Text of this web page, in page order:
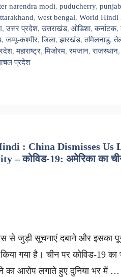
narendra modi, puducherry, punjab
, west bengal, World Hindi
,उत्तर प्रदेश,उत्तराखंड, ओडिशा,कर्नाटक,
,जम्मू-कश्मीर,जिला,झारखंड,तमिलनाडु,
,महाराष्ट्र,मिजोरम,रमजान,राजस्थान
प्रदेश
: China Dismisses
कोविड-19: अमेरिका का
से जुड़ी सूचनाएं दबाने और इसका
गया है। चीन पर कोविड-19
आरोप लगाते हुए दुनिया भर में …